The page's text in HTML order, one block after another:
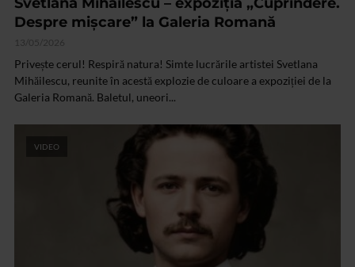
Despre mișcare” la Galeria Romană
13/05/2026
Privește cerul! Respiră natura! Simte lucrările artistei Svetlana
Mihăilescu, reunite în acestă explozie de culoare a expoziției de la
Galeria Romană. Baletul, uneori...
VIDEO